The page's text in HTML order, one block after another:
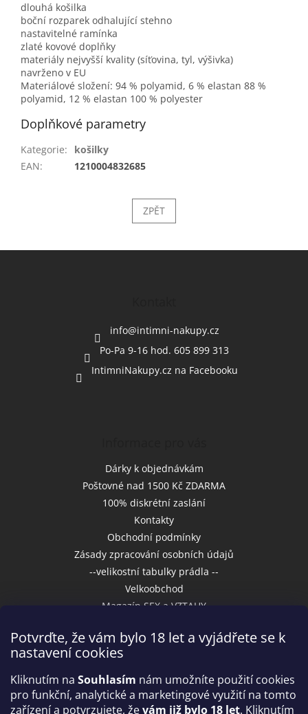
Potvrďte, že vám bylo 18 let a vyjádřete se k
nastavení cookies
Kliknutím na Souhlasím nám umožníte použití cookies
pro funkční, analytické a marketingové využití na tomto
zařízení a potvrzujete, ževám již bylo 18 let. Kliknutím
dlouhá košilka
boční rozparek odhalující stehno
nastavitelné ramínka
zlaté kovové doplňky
materiály nejvyšší kvality (síťovina, tyl, výšivka)
navrženo v EU
Materiálové složení: 94 % polyamid, 6 % elastan 88 %
polyamid, 12 % elastan 100 % polyester
Doplňkové parametry
Kategorie:
košilky
EAN: 1210004832685
ZPĚT
info@intimni-nakupy.cz
Po-Pa 9-16 hod. 605 899 313
IntimniNakupy.cz na Facebooku
Dárky k objednávkám
Poštovné nad 1500 Kč ZDARMA
100% diskrétní zaslání
Kontakty
Obchodní podmínky
Zásady zpracování osobních údajů
--velikostní tabulky prádla --
Velkoobchod
Magazín SEX a VZTAHY
Přijímáme online platby